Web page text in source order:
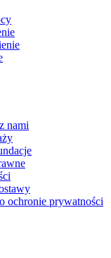
nami
ochronie prywatności